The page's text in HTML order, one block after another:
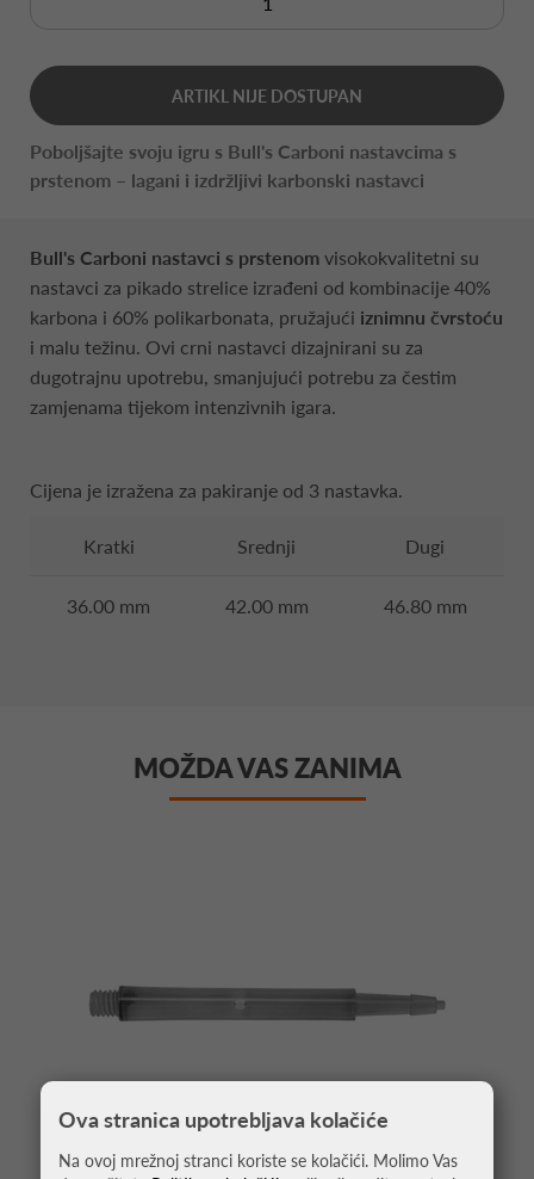
ARTIKL NIJE DOSTUPAN
Poboljšajte svoju igru s Bull's Carboni nastavcima s
prstenom – lagani i izdržljivi karbonski nastavci
Bull's Carboni nastavci s prstenom visokokvalitetni su
nastavci za pikado strelice izrađeni od kombinacije 40%
karbona i 60% polikarbonata, pružajući iznimnu čvrstoću
i malu težinu. Ovi crni nastavci dizajnirani su za
dugotrajnu upotrebu, smanjujući potrebu za čestim
zamjenama tijekom intenzivnih igara.
Cijena je izražena za pakiranje od 3 nastavka.
Kratki Srednji Dugi
36.00 mm 42.00 mm 46.80 mm
MOŽDA VAS ZANIMA
Ova stranica upotrebljava kolačiće
Na ovoj mrežnoj stranci koriste se kolačići. Molimo Vas